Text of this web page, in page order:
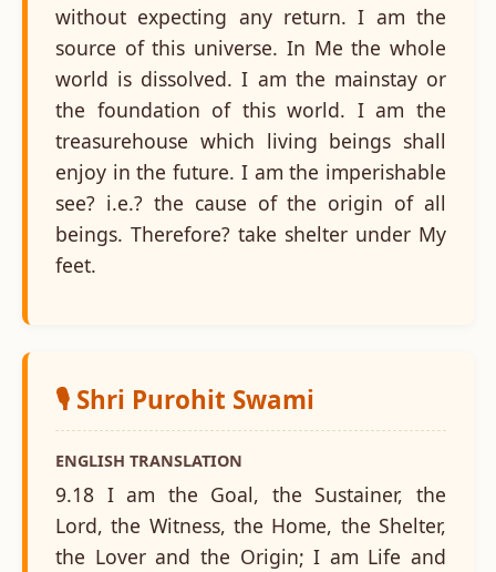
without expecting any return. I am the
source of this universe. In Me the whole
world is dissolved. I am the mainstay or
the foundation of this world. I am the
treasurehouse which living beings shall
enjoy in the future. I am the imperishable
see? i.e.? the cause of the origin of all
beings. Therefore? take shelter under My
feet.
🎙️ Shri Purohit Swami
ENGLISH TRANSLATION
9.18 I am the Goal, the Sustainer, the
Lord, the Witness, the Home, the Shelter,
the Lover and the Origin; I am Life and